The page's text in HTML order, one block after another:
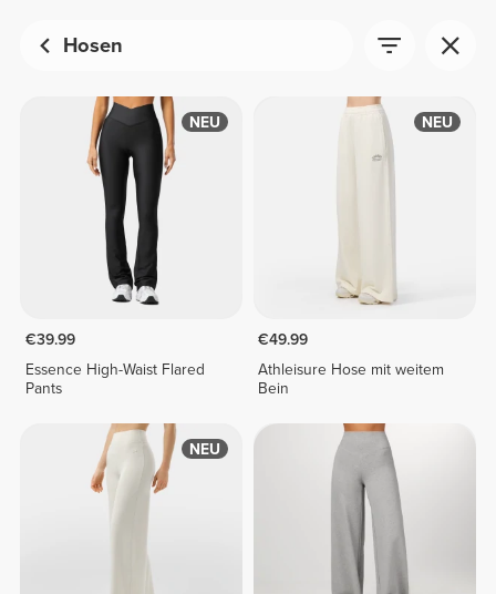
Hosen
NEU
€39.99
Essence High-Waist Flared
Pants
NEU
€49.99
Athleisure Hose mit weitem
Bein
NEU